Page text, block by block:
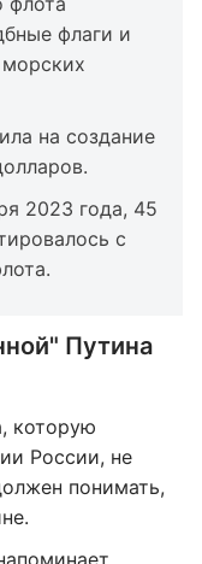
флаги и
на создание
2023 года, 45
с
Путина
которую
России, не
понимать,